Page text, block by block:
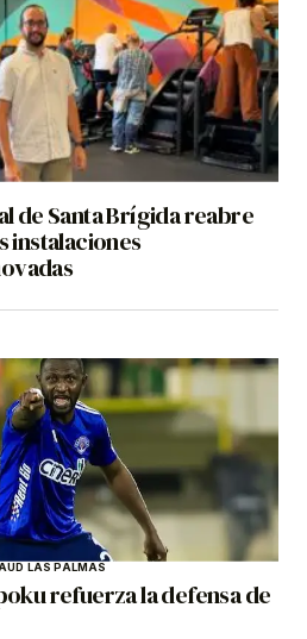
de Santa Brígida reabre
instalaciones
UD LAS PALMAS
refuerza la defensa de